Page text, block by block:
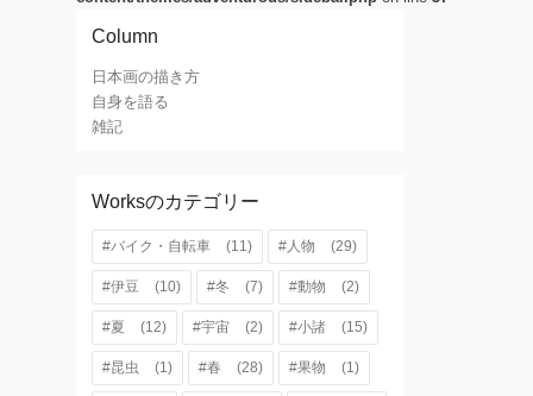
Column
日本画の描き方
自身を語る
雑記
Worksのカテゴリー
#バイク・自転車 (11) #人物 (29)
#伊豆 (10) #冬 (7) #動物 (2)
#夏 (12) #宇宙 (2) #小諸 (15)
#昆虫 (1) #春 (28) #果物 (1)